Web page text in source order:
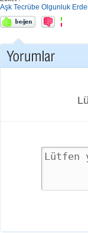
Aşk Tecrübe Olgunluk